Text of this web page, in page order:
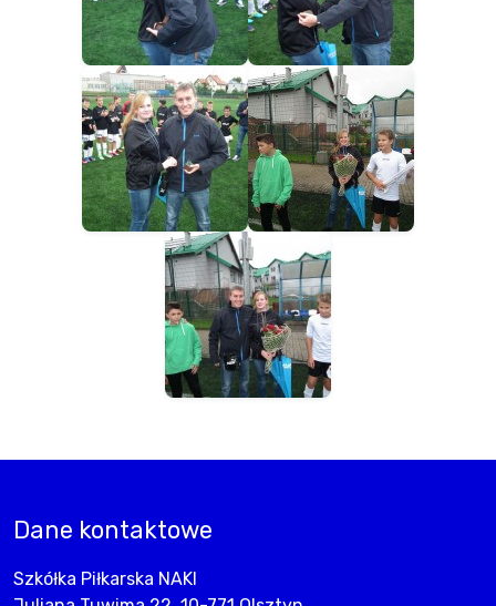
Dane kontaktowe
Szkółka Piłkarska NAKI